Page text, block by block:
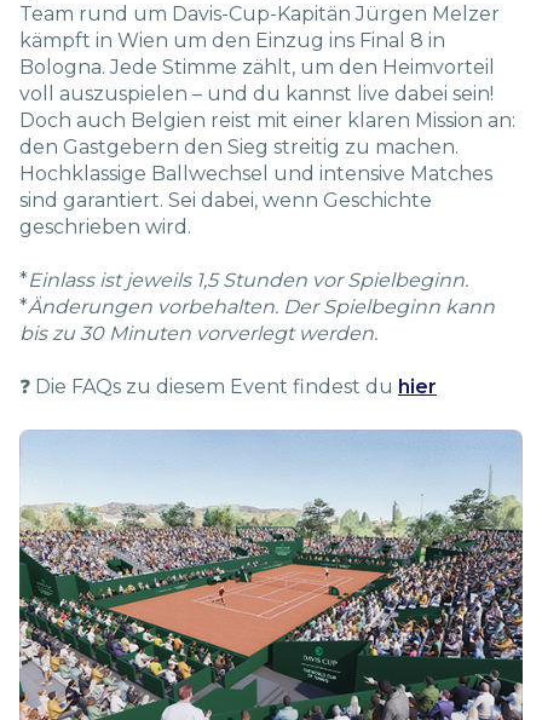
Team rund um Davis-Cup-Kapitän Jürgen Melzer
kämpft in Wien um den Einzug ins Final 8 in
Bologna. Jede Stimme zählt, um den Heimvorteil
voll auszuspielen – und du kannst live dabei sein!
Doch auch Belgien reist mit einer klaren Mission an:
den Gastgebern den Sieg streitig zu machen.
Hochklassige Ballwechsel und intensive Matches
sind garantiert. Sei dabei, wenn Geschichte
geschrieben wird.
*Einlass ist jeweils 1,5 Stunden vor Spielbeginn.
*Änderungen vorbehalten. Der Spielbeginn kann
bis zu 30 Minuten vorverlegt werden.
❓ Die FAQs zu diesem Event findest du hier